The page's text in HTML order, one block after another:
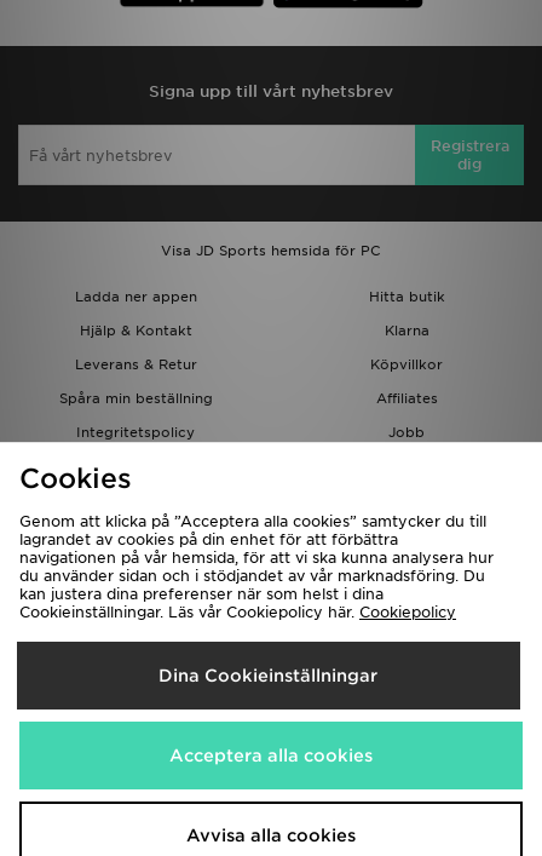
Signa upp till vårt nyhetsbrev
Registrera
dig
Visa JD Sports hemsida för PC
Ladda ner appen
Hitta butik
Hjälp & Kontakt
Klarna
Leverans & Retur
Köpvillkor
Spåra min beställning
Affiliates
Integritetspolicy
Jobb
JD-bloggen
Levererar Till
Sverige
Vi accepterar följande betalningssätt
Besök bolagets hemsida på www.jdplc.com
Cookies
Genom att klicka på ”Acceptera alla cookies” samtycker du till
lagrandet av cookies på din enhet för att förbättra
navigationen på vår hemsida, för att vi ska kunna analysera hur
du använder sidan och i stödjandet av vår marknadsföring. Du
kan justera dina preferenser när som helst i dina
Cookieinställningar. Läs vår Cookiepolicy här. Cookiepolicy
Dina Cookieinställningar
Acceptera alla cookies
Avvisa alla cookies